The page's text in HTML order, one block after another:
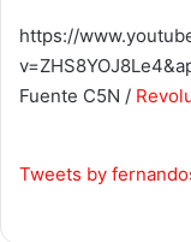
https://
Fuente C5N /
Tweets by